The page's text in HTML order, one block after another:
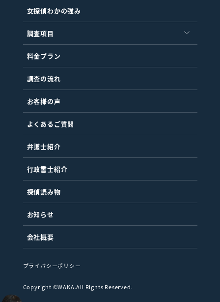
女探偵わかの強み
調査項目
料金プラン
調査の流れ
お客様の声
よくあるご質問
弁護士紹介
行政書士紹介
探偵読み物
お知らせ
会社概要
Copyright ©WAKA.All Rights Reserved.
プライバシーポリシー